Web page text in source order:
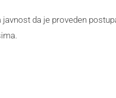
da je proveden